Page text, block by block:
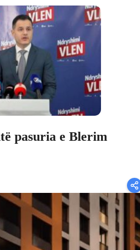
pasuria e Blerim